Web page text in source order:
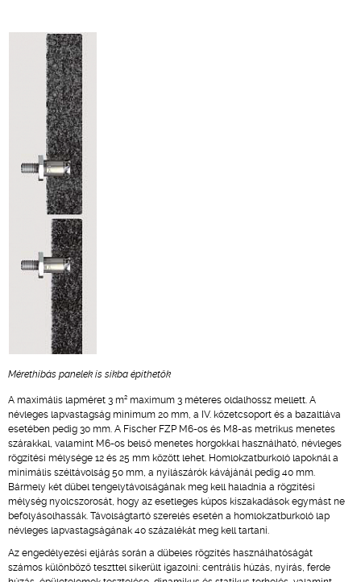
Mérethibás panelek is síkba építhetők
A maximális lapméret 3 m2 maximum 3 méteres oldalhossz mellett. A
névleges lapvastagság minimum 20 mm, a IV. kőzetcsoport és a bazaltláva
esetében pedig 30 mm. A Fischer FZP M6-os és M8-as metrikus menetes
szárakkal, valamint M6-os belső menetes horgokkal használható, névleges
rögzítési mélysége 12 és 25 mm között lehet. Homlokzatburkoló lapoknál a
minimális széltávolság 50 mm, a nyílászárók kávájánál pedig 40 mm.
Bármely két dübel tengelytávolságának meg kell haladnia a rögzítési
mélység nyolcszorosát, hogy az esetleges kúpos kiszakadások egymást ne
befolyásolhassák. Távolságtartó szerelés esetén a homlokzatburkoló lap
névleges lapvastagságának 40 százalékát meg kell tartani.
Az engedélyezési eljárás során a dübeles rögzítés használhatóságát
számos különböző teszttel sikerült igazolni: centrális húzás, nyírás, ferde